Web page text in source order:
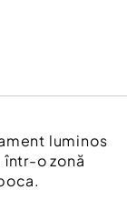
luminos
într-o zonă